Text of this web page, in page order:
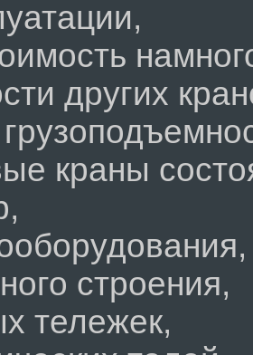
других
краны
строения,
тележек,